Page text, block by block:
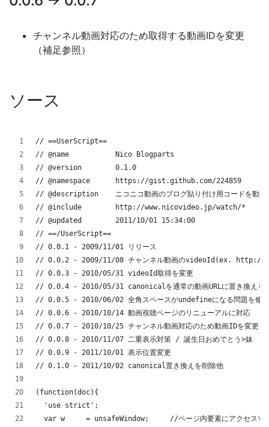
チャンネル動画対応のため取得する動画IDを変更
（補足参照）
ソース
// ==UserScript==
// @name           Nico Blogparts
// @version        0.1.0
// @namespace      https://gist.github.com/224859
// @description    ニコニコ動画のブログ貼り付け用コードを動画
// @include        http://www.nicovideo.jp/watch/*
// @updated        2011/10/01 15:34:00
// ==/UserScript==
// 0.0.1 - 2009/11/01 リリース
// 0.0.2 - 2009/11/08 チャンネル動画のvideoId(ex. http://
// 0.0.3 - 2010/05/31 videoId取得を変更
// 0.0.4 - 2010/05/31 canonicalを通常の動画URLに置き換える
// 0.0.5 - 2010/06/02 全角スペースがundefineになる問題を修正
// 0.0.6 - 2010/10/14 動画視聴ページのリニューアルに対応
// 0.0.7 - 2010/10/25 チャンネル動画対応のため動画IDを変更
// 0.0.8 - 2010/11/07 二重表示対策 / 誕生日おめでとう>妹
// 0.0.9 - 2011/10/01 表示位置変更
// 0.1.0 - 2011/10/02 canonical置き換えを削除他
(function(doc){
  'use strict';
var w     = unsafeWindow;     //ページ内要素にアクセスす